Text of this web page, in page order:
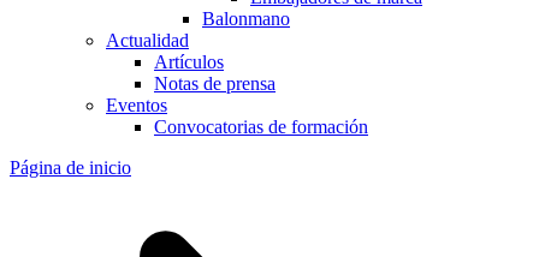
Balonmano
Actualidad
Artículos
Notas de prensa
Eventos
Convocatorias de formación
Página de inicio